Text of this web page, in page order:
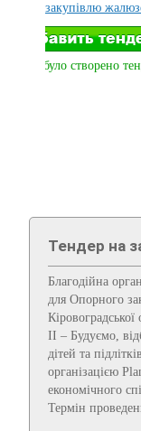
закупівлю
Вами було створено
Благодійна
для Опорного
ІІ – Будуємо,
дітей та
організацією
економічного
Термін